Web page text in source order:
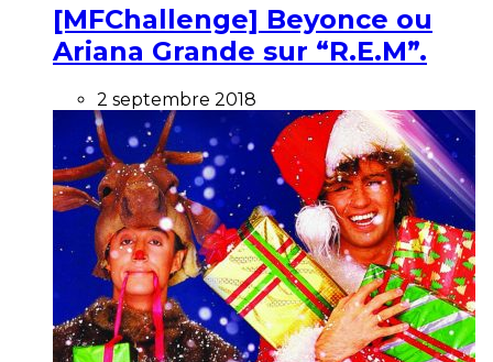
[MFChallenge] Beyonce ou
Ariana Grande sur “R.E.M”.
2 septembre 2018